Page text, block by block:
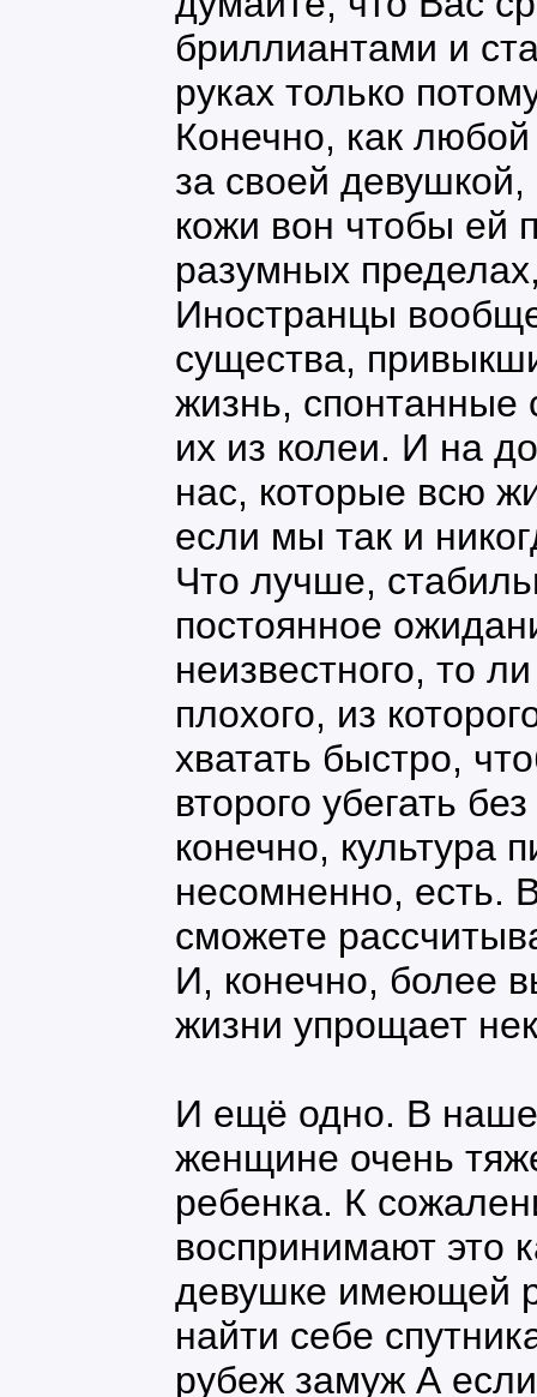
бриллиантами и
руках только
Конечно, как
за своей
кожи вон чтобы ей
разумных
Иностранцы
существа,
жизнь,
их из колеи. И на
нас, которые всю
если мы так и
Что лучше,
постоянное
неизвестного, то
плохого, из
хватать быстро,
второго убегать
конечно, культура
несомненно, есть.
сможете
И, конечно, более
жизни упрощает
И ещё одно. В
женщине очень
ребенка. К
воспринимают это
девушке имеющей
найти себе
рубеж замуж А